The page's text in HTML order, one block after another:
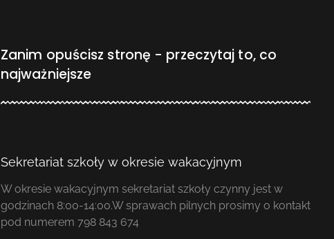
Zanim opuścisz stronę - przeczytaj to, co
najważniejsze
Sekretariat szkoły w okresie wakacyjnym
W okresie wakacyjnym sekretariat szkoły czynny jest w
godzinach 8:00-14:00.W sprawach pilnych prosimy o kontakt
pod numerem 798 843 674